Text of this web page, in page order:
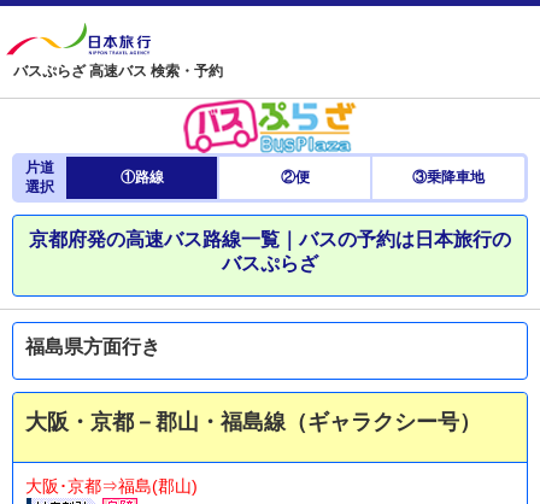
バスぷらざ 高速バス 検索・予約
片道
選択
①路線 ②便 ③乗降車地
京都府発の高速バス路線一覧｜バスの予約は日本旅行の
バスぷらざ
福島県方面行き
大阪・京都－郡山・福島線（ギャラクシー号）
大阪･京都⇒福島(郡山)